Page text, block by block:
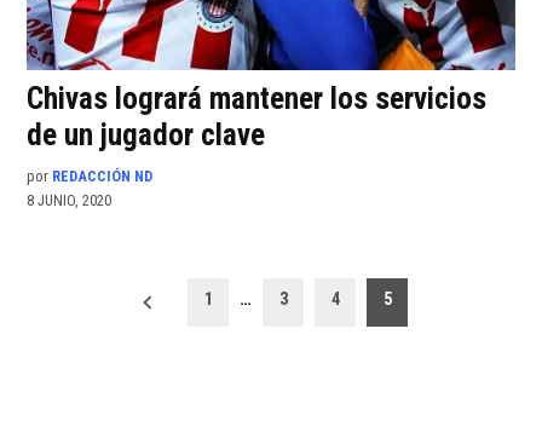
Chivas logrará mantener los servicios
de un jugador clave
por REDACCIÓN ND
8 JUNIO, 2020
Paginación
1 … 3 4 5